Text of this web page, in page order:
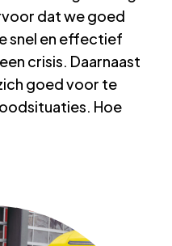
dat we goed
snel en effectief
crisis. Daarnaast
goed voor te
Hoe